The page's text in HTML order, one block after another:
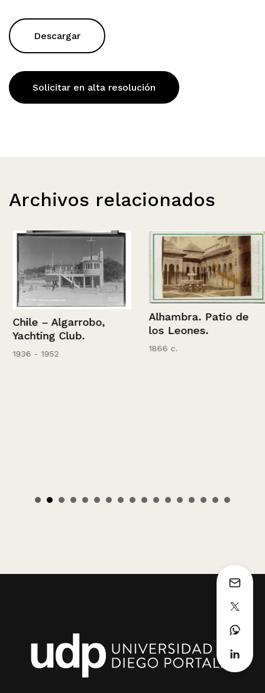
Descargar
Solicitar en alta resolución
Archivos relacionados
Chile – Algarrobo,
Yachting Club.
1936 - 1952
Alhambra. Patio de
los Leones.
1866 c.